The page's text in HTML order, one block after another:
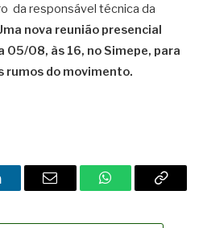
da responsável técnica da
nova reunião presencial
05/08, às 16, no Simepe, para
rumos do movimento.
Email WhatsAppCopy